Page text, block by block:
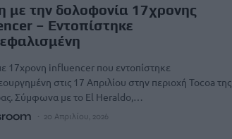
με την δολοφονία 17χρονης
– Εντοπίστηκε
17χρονη influencer που εντοπίστηκε
στις 17 Απριλίου στην περιοχή Tocoa της
Σύμφωνα με το El Heraldo,…
20 Απριλίου, 2026